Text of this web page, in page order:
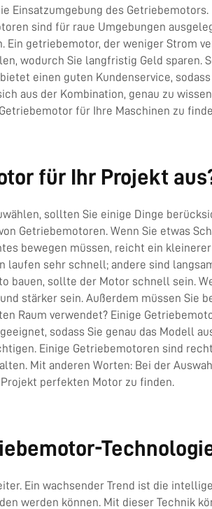
des
sind für raue Umgebungen
getriebemotor, der weniger Strom
wodurch Sie langfristig Geld sparen.
einen guten Kundenservice,
aus der Kombination, genau zu
für Ihre Maschinen zu
für Ihr Projekt
sollten Sie einige Dinge
Getriebemotoren. Wenn Sie etwas
bewegen müssen, reicht ein
sehr schnell; andere sind
bauen, sollte der Motor schnell sein.
stärker sein. Außerdem müssen Sie
Raum verwendet? Einige
sodass Sie genau das Modell
Einige Getriebemotoren sind
Mit anderen Worten: Bei der
perfekten Motor zu finden.
Ein wachsender Trend ist die
werden können. Mit dieser Technik